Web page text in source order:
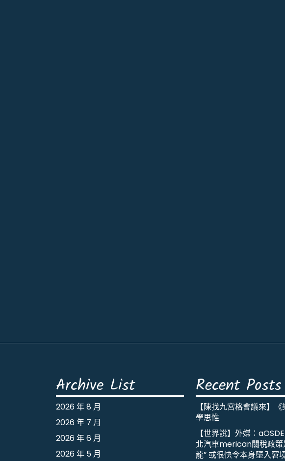
Archive List
2026 年 8 月
2026 年 7 月
2026 年 6 月
2026 年 5 月
Recent Posts
【陳找九宮格會議來】
學思惟
【世界說】外媒：
北汽車merican關稅政策
龍” 或很快令本身墮入窘